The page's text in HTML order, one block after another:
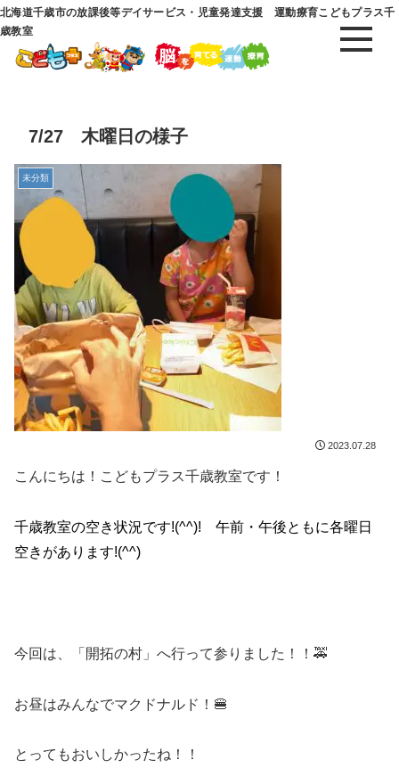
北海道千歳市の放課後等デイサービス・児童発達支援 運動療育こどもプラス千
歳教室
7/27 木曜日の様子
未分類
2023.07.28
こんにちは！こどもプラス千歳教室です！
千歳教室の空き状況です!(^^)! 午前・午後ともに各曜日
空きがあります!(^^)
今回は、「開拓の村」へ行って参りました！！🚕
お昼はみんなでマクドナルド！🍔
とってもおいしかったね！！